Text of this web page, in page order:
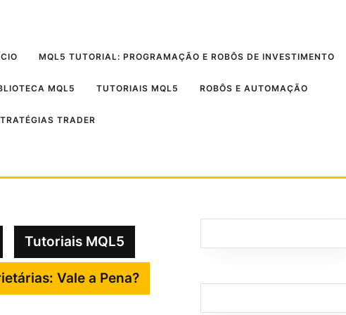
MQL5 TUTORIAL: PROGRAMAÇÃO E ROBÔS DE INVESTIMENTO
MQL5 TUTORIAIS MQL5 ROBÔS E AUTOMAÇÃO
TRADER
Tutoriais MQL5
Vale a Pena?